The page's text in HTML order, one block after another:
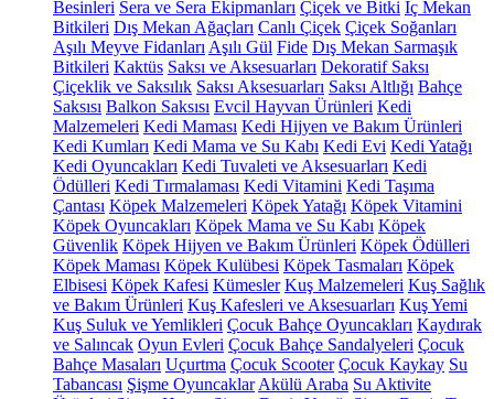
Besinleri Sera ve Sera Ekipmanları Çiçek ve Bitki İç Mekan
Bitkileri Dış Mekan Ağaçları Canlı Çiçek Çiçek Soğanları
Aşılı Meyve Fidanları Aşılı Gül Fide Dış Mekan Sarmaşık
Bitkileri Kaktüs Saksı ve Aksesuarları Dekoratif Saksı
Çiçeklik ve Saksılık Saksı Aksesuarları Saksı Altlığı Bahçe
Saksısı Balkon Saksısı Evcil Hayvan Ürünleri Kedi
Malzemeleri Kedi Maması Kedi Hijyen ve Bakım Ürünleri
Kedi Kumları Kedi Mama ve Su Kabı Kedi Evi Kedi Yatağı
Kedi Oyuncakları Kedi Tuvaleti ve Aksesuarları Kedi
Ödülleri Kedi Tırmalaması Kedi Vitamini Kedi Taşıma
Çantası Köpek Malzemeleri Köpek Yatağı Köpek Vitamini
Köpek Oyuncakları Köpek Mama ve Su Kabı Köpek
Güvenlik Köpek Hijyen ve Bakım Ürünleri Köpek Ödülleri
Köpek Maması Köpek Kulübesi Köpek Tasmaları Köpek
Elbisesi Köpek Kafesi Kümesler Kuş Malzemeleri Kuş Sağlık
ve Bakım Ürünleri Kuş Kafesleri ve Aksesuarları Kuş Yemi
Kuş Suluk ve Yemlikleri Çocuk Bahçe Oyuncakları Kaydırak
ve Salıncak Oyun Evleri Çocuk Bahçe Sandalyeleri Çocuk
Bahçe Masaları Uçurtma Çocuk Scooter Çocuk Kaykay Su
Tabancası Şişme Oyuncaklar Akülü Araba Su Aktivite